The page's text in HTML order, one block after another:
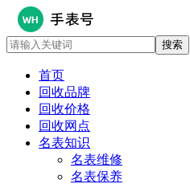
首页
回收品牌
回收价格
回收网点
名表知识
名表维修
名表保养